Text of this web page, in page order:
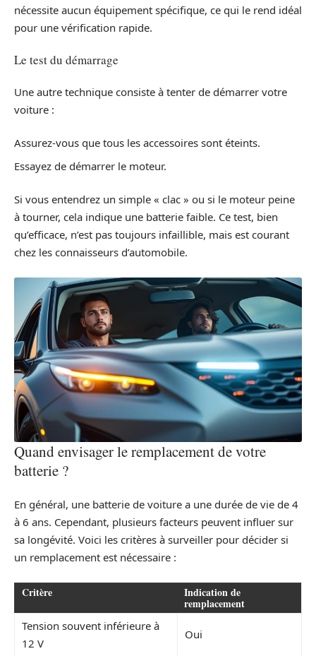
nécessite aucun équipement spécifique, ce qui le rend idéal
pour une vérification rapide.
Le test du démarrage
Une autre technique consiste à tenter de démarrer votre
voiture :
Assurez-vous que tous les accessoires sont éteints.
Essayez de démarrer le moteur.
Si vous entendrez un simple « clac » ou si le moteur peine
à tourner, cela indique une batterie faible. Ce test, bien
qu’efficace, n’est pas toujours infaillible, mais est courant
chez les connaisseurs d’automobile.
Quand envisager le remplacement de votre
batterie ?
En général, une batterie de voiture a une durée de vie de 4
à 6 ans. Cependant, plusieurs facteurs peuvent influer sur
sa longévité. Voici les critères à surveiller pour décider si
un remplacement est nécessaire :
Critère Indication de
remplacement
Tension souvent inférieure à
12 V
Oui